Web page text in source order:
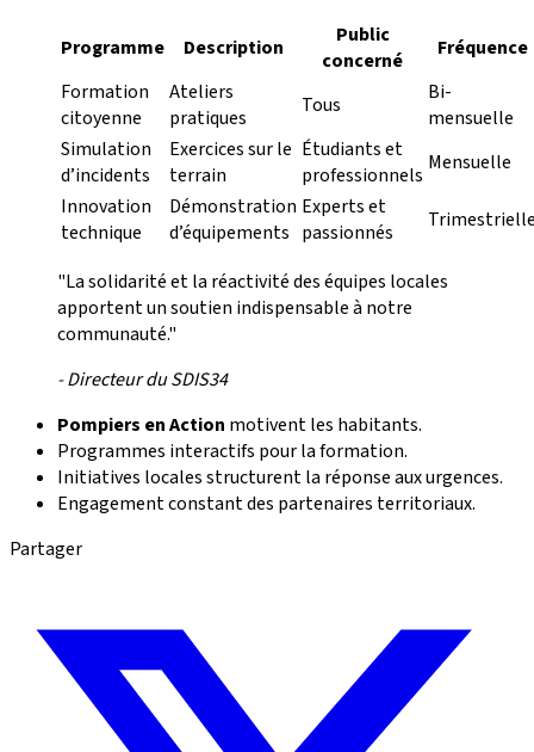
Programme Description
Public
concerné
Fréquence
Formation
citoyenne
Ateliers
pratiques
Tous
Bi-
mensuelle
Simulation
d’incidents
Exercices sur le
terrain
Étudiants et
professionnels Mensuelle
Innovation
technique
Démonstration
d’équipements
Experts et
passionnés
"La solidarité et la réactivité des équipes locales
apportent un soutien indispensable à notre
communauté."
- Directeur du SDIS34
Pompiers en Action motivent les habitants.
Programmes interactifs pour la formation.
Initiatives locales structurent la réponse aux urgences.
Engagement constant des partenaires territoriaux.
Partager